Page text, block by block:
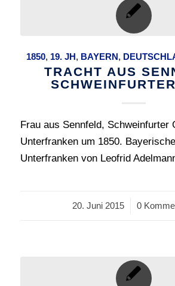
1850, 19. JH, BAYERN,
TRACHT AUS
Frau aus Sennfeld, Schweinfurter
Unterfranken um 1850.
Unterfranken von Leofrid
20. Juni 2015
/ 0